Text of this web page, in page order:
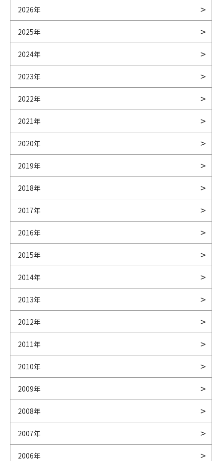
2026年
2025年
2024年
2023年
2022年
2021年
2020年
2019年
2018年
2017年
2016年
2015年
2014年
2013年
2012年
2011年
2010年
2009年
2008年
2007年
2006年